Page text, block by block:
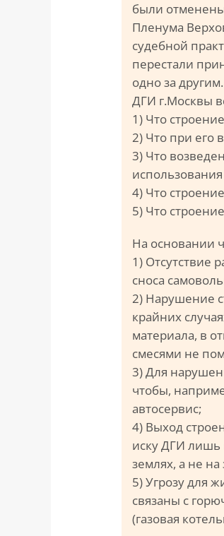
были
Пленума
судебной
перестали
одно за другим.
ДГИ г.Москвы
1) Что
2) Что при его
3) Что
4) Что
5) Что
На основании
1) Отсутствие
сноса
2) Нарушение
крайних
материала, в
смесями не
3) Для
чтобы,
автосервис;
4) Выход
иску ДГИ лишь
землях, а не
5) Угрозу для
связаны с
(газовая